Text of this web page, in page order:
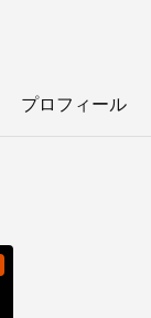
プロフィール